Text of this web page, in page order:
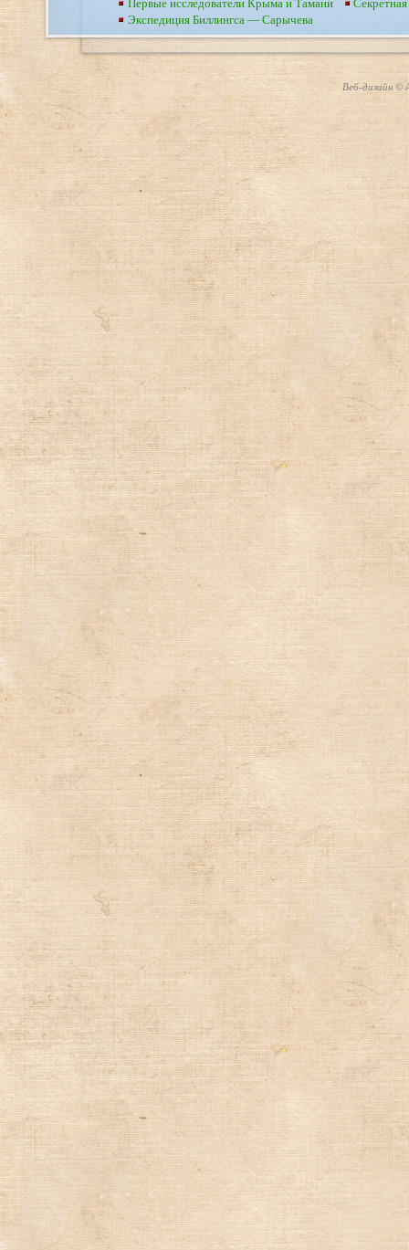
Первые исследователи Крыма и Тамани
Экспедиция Биллингса — Сарычева
Веб-дизайн ©